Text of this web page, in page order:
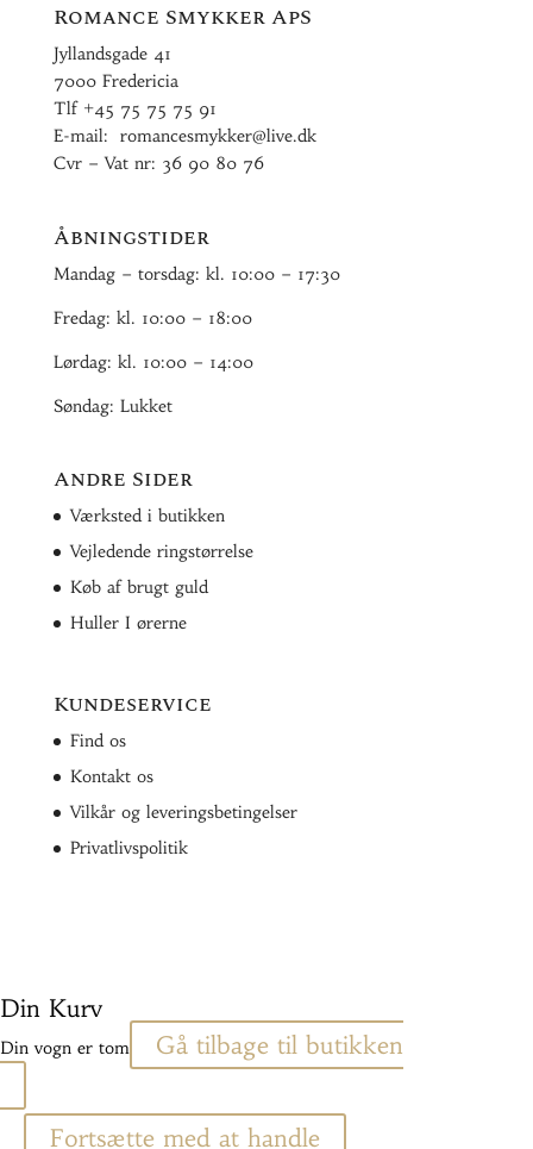
Romance Smykker ApS
Jyllandsgade 41
7000 Fredericia
Tlf +45 75 75 75 91
E-mail: romancesmykker@live.dk
Cvr – Vat nr: 36 90 80 76
Åbningstider
Mandag – torsdag: kl. 10:00 – 17:30
Fredag: kl. 10:00 – 18:00
Lørdag: kl. 10:00 – 14:00
Søndag: Lukket
Andre Sider
Værksted i butikken
Vejledende ringstørrelse
Køb af brugt guld
Huller I ørerne
Kundeservice
Find os
Kontakt os
Vilkår og leveringsbetingelser
Privatlivspolitik
Din Kurv
Din vogn er tom Gå tilbage til butikken
Fortsætte med at handle